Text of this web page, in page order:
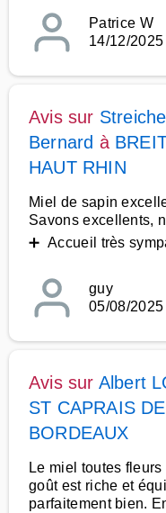
Patrice W
14/12/2025
Avis sur
Bernard à
HAUT RHIN
Miel de sapin
Savons excellents,
➕ Accueil très
guy
05/08/2025
Avis sur Albert
ST CAPRAIS DE
BORDEAUX
Le miel toutes
goût est riche et
parfaitement bien.